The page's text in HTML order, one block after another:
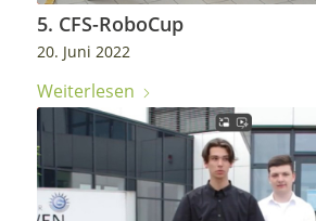
5. CFS-RoboCup
20. Juni 2022
Weiterlesen